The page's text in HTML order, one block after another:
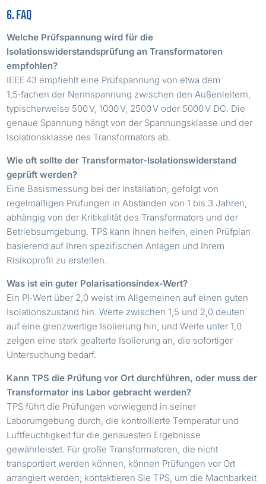
6. FAQ
Welche Prüfspannung wird für die
Isolationswiderstandsprüfung an Transformatoren
empfohlen?
IEEE 43 empfiehlt eine Prüfspannung von etwa dem
1,5‑fachen der Nennspannung zwischen den Außenleitern,
typischerweise 500 V, 1000 V, 2500 V oder 5000 V DC. Die
genaue Spannung hängt von der Spannungsklasse und der
Isolationsklasse des Transformators ab.
Wie oft sollte der Transformator-Isolationswiderstand
geprüft werden?
Eine Basismessung bei der Installation, gefolgt von
regelmäßigen Prüfungen in Abständen von 1 bis 3 Jahren,
abhängig von der Kritikalität des Transformators und der
Betriebsumgebung. TPS kann Ihnen helfen, einen Prüfplan
basierend auf Ihren spezifischen Anlagen und Ihrem
Risikoprofil zu erstellen.
Was ist ein guter Polarisationsindex‑Wert?
Ein PI‑Wert über 2,0 weist im Allgemeinen auf einen guten
Isolationszustand hin. Werte zwischen 1,5 und 2,0 deuten
auf eine grenzwertige Isolierung hin, und Werte unter 1,0
zeigen eine stark gealterte Isolierung an, die sofortiger
Untersuchung bedarf.
Kann TPS die Prüfung vor Ort durchführen, oder muss der
Transformator ins Labor gebracht werden?
TPS führt die Prüfungen vorwiegend in seiner
Laborumgebung durch, die kontrollierte Temperatur und
Luftfeuchtigkeit für die genauesten Ergebnisse
gewährleistet. Für große Transformatoren, die nicht
transportiert werden können, können Prüfungen vor Ort
arrangiert werden; kontaktieren Sie TPS, um die Machbarkeit